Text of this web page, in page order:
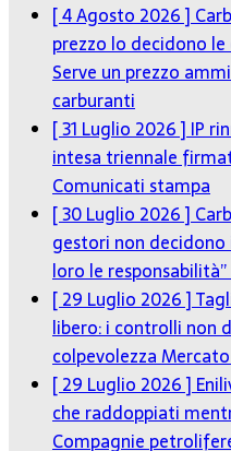
[ 4 Agosto 2026 ]
prezzo lo decidono
Serve un prezzo
carburanti
[ 31 Luglio 2026 ] IP
intesa triennale
Comunicati stampa
[ 30 Luglio 2026 ]
gestori non decidono
loro le responsabilità”
[ 29 Luglio 2026 ]
libero: i controlli non
colpevolezza
[ 29 Luglio 2026 ]
che raddoppiati
Compagnie